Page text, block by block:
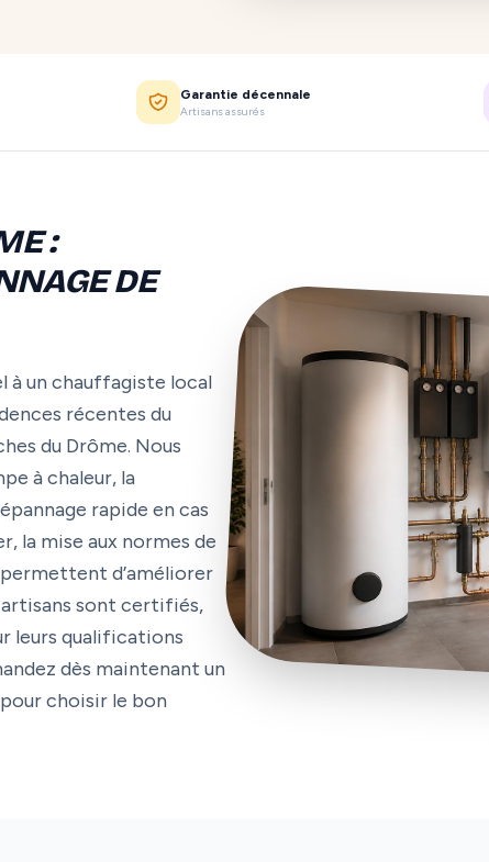
Garantie décennale
Artisans assurés
:
DE
à un chauffagiste local
récentes du
du Drôme. Nous
à chaleur, la
rapide en cas
la mise aux normes de
d’améliorer
artisans sont certifiés,
leurs qualifications
dès maintenant un
choisir le bon